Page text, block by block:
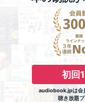
初回
audiobook.jpは会
聴き放題